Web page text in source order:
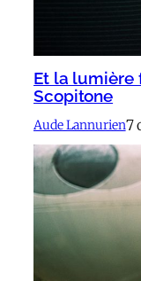
Et la lumière
Scopitone
Aude Lannurien7